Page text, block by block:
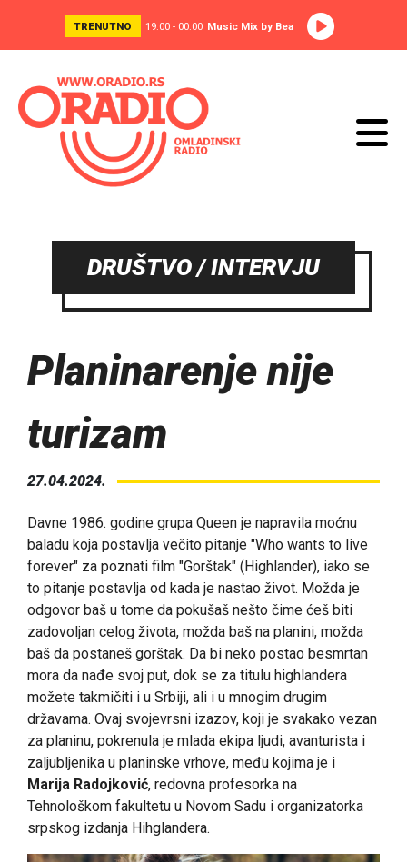
TRENUTNO 19:00 - 00:00 Music Mix by Bea
DRUŠTVO / INTERVJU
Planinarenje nije
turizam
27.04.2024.
Davne 1986. godine grupa Queen je napravila moćnu
baladu koja postavlja večito pitanje "Who wants to live
forever" za poznati film "Gorštak" (Highlander), iako se
to pitanje postavlja od kada je nastao život. Možda je
odgovor baš u tome da pokušaš nešto čime ćeš biti
zadovoljan celog života, možda baš na planini, možda
baš da postaneš gorštak. Da bi neko postao besmrtan
mora da nađe svoj put, dok se za titulu highlandera
možete takmičiti i u Srbiji, ali i u mnogim drugim
državama. Ovaj svojevrsni izazov, koji je svakako vezan
za planinu, pokrenula je mlada ekipa ljudi, avanturista i
zaljubljenika u planinske vrhove, među kojima je i
Marija Radojković, redovna profesorka na
Tehnološkom fakultetu u Novom Sadu i organizatorka
srpskog izdanja Hihglandera.